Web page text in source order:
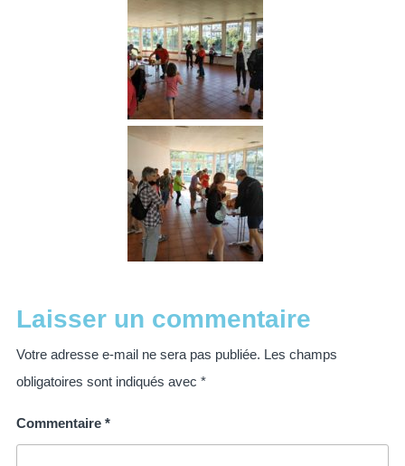
Laisser un commentaire
Votre adresse e-mail ne sera pas publiée. Les champs
obligatoires sont indiqués avec *
Commentaire *